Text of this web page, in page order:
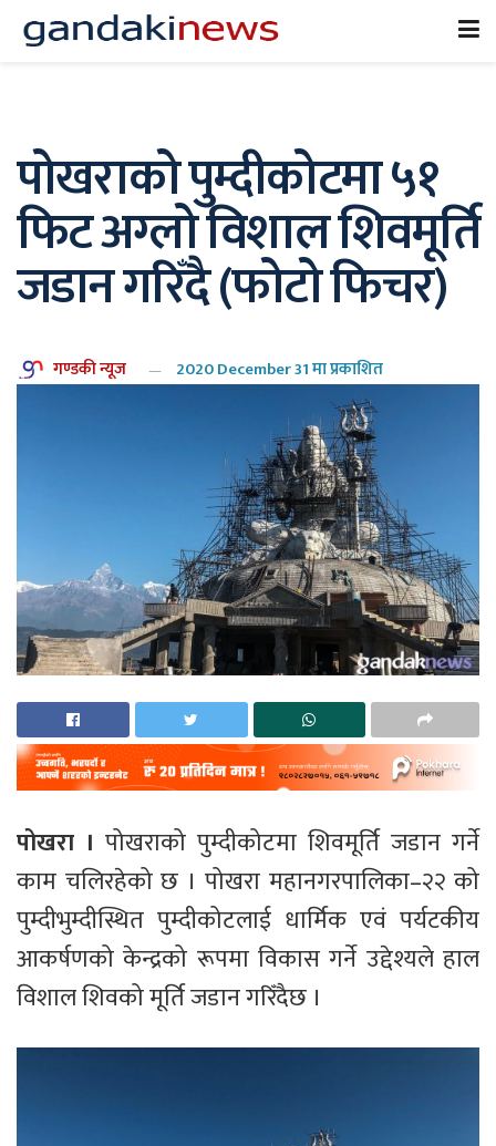
पोखराको पुम्दीकोटमा ५१
फिट अग्लो विशाल शिवमूर्ति
जडान गरिँदै (फोटो फिचर)
गण्डकी न्यूज 2020 December 31 मा प्रकाशित
पोखरा । पोखराको पुम्दीकोटमा शिवमूर्ति जडान गर्ने
काम चलिरहेको छ । पोखरा महानगरपालिका–२२ को
पुम्दीभुम्दीस्थित पुम्दीकोटलाई धार्मिक एवं पर्यटकीय
आकर्षणको केन्द्रको रूपमा विकास गर्ने उद्देश्यले हाल
विशाल शिवको मूर्ति जडान गरिँदैछ ।